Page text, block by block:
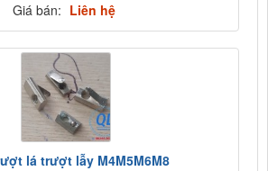
Giá bán: Liên hệ
lá trượt lẫy M4M5M6M8